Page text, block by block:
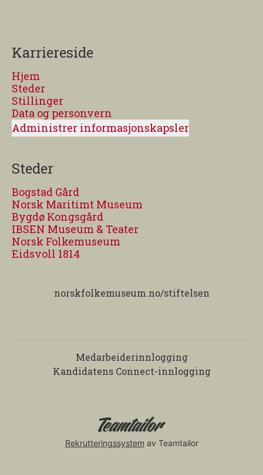
Karriereside
Hjem
Steder
Stillinger
Data og personvern
Administrer informasjonskapsler
Steder
Bogstad Gård
Norsk Maritimt Museum
Bygdø Kongsgård
IBSEN Museum & Teater
Norsk Folkemuseum
Eidsvoll 1814
norskfolkemuseum.no/stiftelsen
Medarbeiderinnlogging
Kandidatens Connect-innlogging
Rekrutteringssystem av Teamtailor